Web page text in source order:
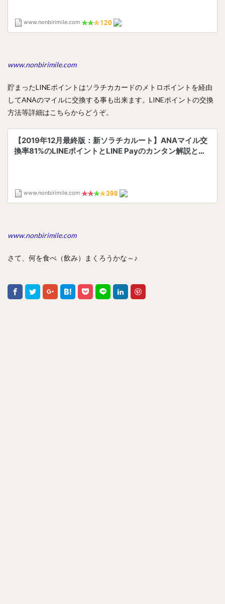
www.nonbirimile.com
貯まったLINEポイントはソラチカカードのメトロポイントを経由
してANAのマイルに交換する事も出来ます。LINEポイントの交換
方法等詳細はこちらからどうぞ。
www.nonbirimile.com
さて、何を食べ（飲み）まくろうかな～♪